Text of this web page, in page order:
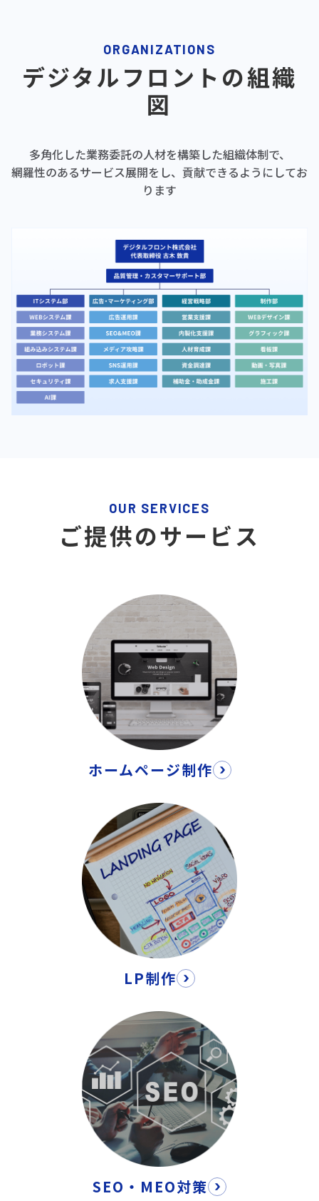
ORGANIZATIONS
デジタルフロントの組織
図
多角化した業務委託の人材を構築した組織体制で、
網羅性のあるサービス展開をし、貢献できるようにしてお
ります
OUR SERVICES
ご提供のサービス
ホームページ制作
LP制作
SEO・MEO対策